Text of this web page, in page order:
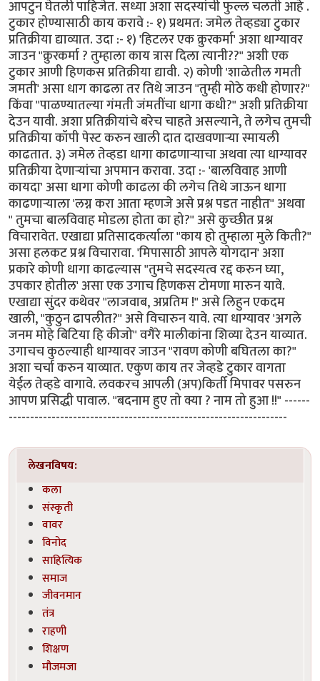
आपटुन घेतली पाहिजेत. सध्या अशा सदस्यांची फुल्ल चलती आहे .
टुकार होण्यासाठी काय करावे :- १) प्रथमत: जमेल तेव्हड्या टुकार
प्रतिक्रीया द्याव्यात. उदा :- १) 'हिटलर एक क्रुरकर्मा' अशा धाग्यावर
जाउन "क्रुरकर्मा ? तुम्हाला काय त्रास दिला त्यानी??" अशी एक
टुकार आणी हिणकस प्रतिक्रीया द्यावी. २) कोणी 'शाळेतील गमती
जमती' असा धाग काढला तर तिथे जाउन "तुम्ही मोठे कधी होणार?"
किंवा "पाळण्यातल्या गंमती जंमतींचा धागा कधी?" अशी प्रतिक्रीया
देउन यावी. अशा प्रतिक्रीयांचे बरेच चाहते असल्याने, ते लगेच तुमची
प्रतिक्रीया कॉपी पेस्ट करुन खाली दात दाखवणार्‍या स्मायली
काढतात. ३) जमेल तेव्हडा धागा काढणार्‍याचा अथवा त्या धाग्यावर
प्रतिक्रीया देणार्‍यांचा अपमान करावा. उदा :- 'बालविवाह आणी
कायदा' असा धागा कोणी काढला की लगेच तिथे जाऊन धागा
काढणार्‍याला 'लग्न करा आता म्हणजे असे प्रश्न पडत नाहीत" अथवा
" तुमचा बालविवाह मोडला होता का हो?" असे कुच्छीत प्रश्न
विचारावेत. एखाद्या प्रतिसादकर्त्याला "काय हो तुम्हाला मुले किती?"
असा हलकट प्रश्न विचारावा. 'मिपासाठी आपले योगदान' अशा
प्रकारे कोणी धागा काढल्यास "तुमचे सदस्यत्व रद्द करुन घ्या,
उपकार होतील' असा एक उगाच हिणकस टोमणा मारुन यावे.
एखाद्या सुंदर कथेवर "लाजवाब, अप्रतिम !" असे लिहुन एकदम
खाली, "कुठुन ढापलीत?" असे विचारुन यावे. त्या धाग्यावर 'अगले
जनम मोहे बिटिया हि कीजो" वगैरे मालीकांना शिव्या देउन याव्यात.
उगाचच कुठल्याही धाग्यावर जाउन "रावण कोणी बघितला का?"
अशा चर्चा करुन याव्यात. एकुण काय तर जेव्हडे टुकार वागता
येईल तेव्हडे वागावे. लवकरच आपली (अप)किर्ती मिपावर पसरुन
आपण प्रसिद्धी पावाल. "बदनाम हुए तो क्या ? नाम तो हुआ !!" ------
-----------------------------------------------------------------
लेखनविषय:
कला
संस्कृती
वावर
विनोद
साहित्यिक
समाज
जीवनमान
तंत्र
राहणी
शिक्षण
मौजमजा